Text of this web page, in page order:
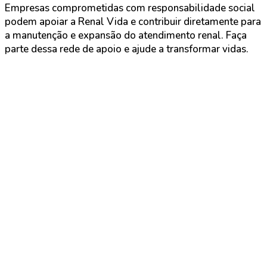
Empresas comprometidas com responsabilidade social
podem apoiar a Renal Vida e contribuir diretamente para
a manutenção e expansão do atendimento renal. Faça
parte dessa rede de apoio e ajude a transformar vidas.